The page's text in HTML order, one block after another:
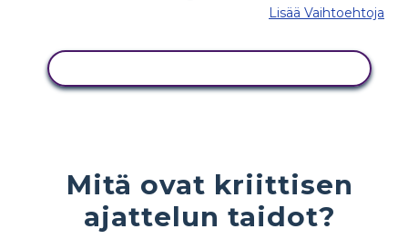
Lisää Vaihtoehtoja
Mitä ovat kriittisen
ajattelun taidot?